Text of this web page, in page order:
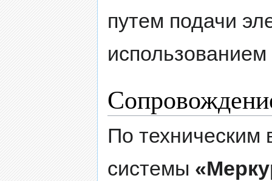
путем подачи
По техническим
системы